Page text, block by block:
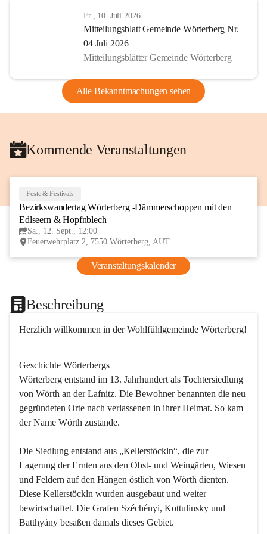
Fr., 10. Juli 2026
Mitteilungsblatt Gemeinde Wörterberg Nr.
04 Juli 2026
Mitteilungsblätter Gemeinde Wörterberg
Alle Bekanntmachungen sehen
Kommende Veranstaltungen
Feste & Festivals
Bezirkswandertag Wörterberg -Dämmerschoppen mit den
Edlseern & Hopfnblech
Sa., 12. Sept., 12:00
Feuerwehrplatz 2, 7550 Wörterberg, AUT
Veranstaltungskalender
Beschreibung
Herzlich willkommen in der Wohlfühlgemeinde Wörterberg!
Geschichte Wörterbergs
Wörterberg entstand im 13. Jahrhundert als Tochtersiedlung
von Wörth an der Lafnitz. Die Bewohner benannten die neu
gegründeten Orte nach verlassenen in ihrer Heimat. So kam
der Name Wörth zustande.
Die Siedlung entstand aus „Kellerstöckln“, die zur
Lagerung der Ernten aus den Obst- und Weingärten, Wiesen
und Feldern auf den Hängen östlich von Wörth dienten.
Diese Kellerstöckln wurden ausgebaut und weiter
bewirtschaftet. Die Grafen Széchényi, Kottulinsky und
Batthyány besaßen damals dieses Gebiet.